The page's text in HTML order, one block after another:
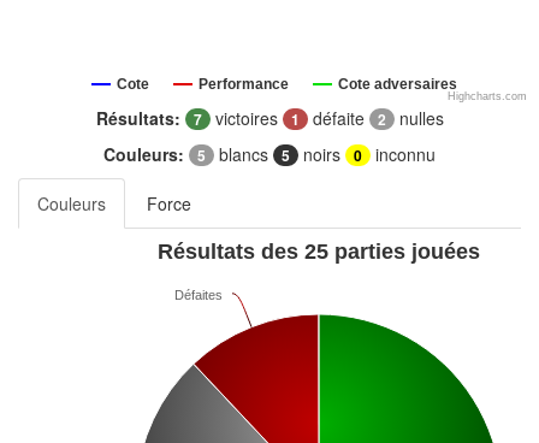
Cote Performance Cote adversaires
Highcharts.com
Résultats: 7 victoires 1 défaite 2 nulles
Couleurs:
5 blancs 5 noirs 0 inconnu
Couleurs
Force
Résultats des 25 parties jouées
Défaites